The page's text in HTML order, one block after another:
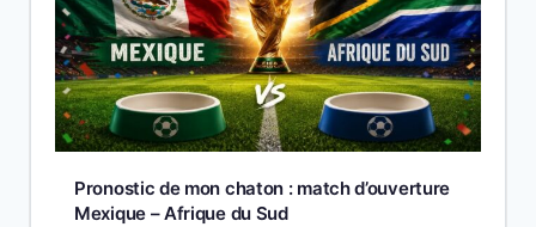
Pronostic de mon chaton : match d’ouverture
Mexique – Afrique du Sud